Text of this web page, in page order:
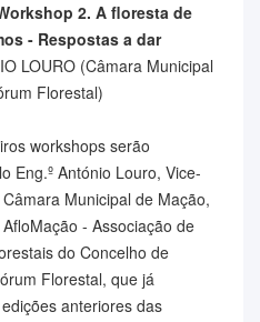
2. A floresta de
- Respostas a dar
(Câmara Municipal
Florestal)
workshops serão
Eng.º António Louro, Vice-
Municipal de Mação,
- Associação de
do Concelho de
Florestal, que já
anteriores das